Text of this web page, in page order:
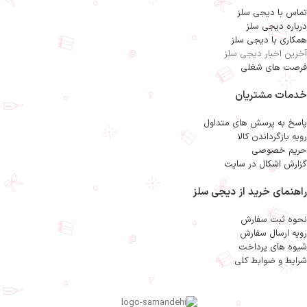
تابه دوطرفه رژیمی سایز 34
دو عدد دستگیره پلاستیکی
سایر توضیحات :
گرانیت اصل.کیفیت درجه یک
سایر توضیحات :
تماس با دیجی سلز
درباره دیجی سلز
همکاری با دیجی سلز
آخرین اخبار دیجی سلز
فرصت های شغلی
خدمات مشتریان
پاسخ به پرسش های متداول
رویه بازگرداندن کالا
حریم خصوصی
گزارش اشکال در سایت
راهنمای خرید از دیجی سلز
نحوه ثبت سفارش
رویه ارسال سفارش
شیوه های پرداخت
شرایط و ضوابط کلی